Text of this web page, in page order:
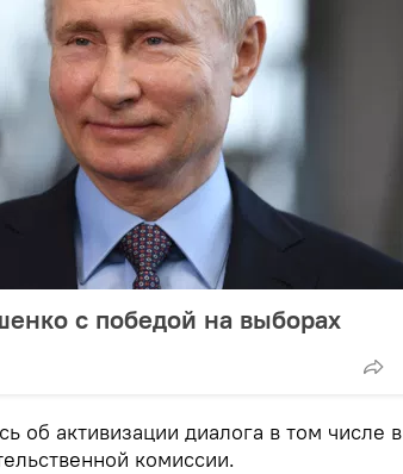
с победой на выборах
об активизации диалога в том числе в
комиссии.